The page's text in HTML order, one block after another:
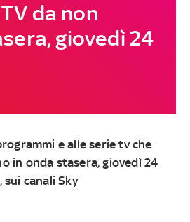
da non
giovedì 24
e alle serie tv che
in onda stasera, giovedì 24
sui canali Sky